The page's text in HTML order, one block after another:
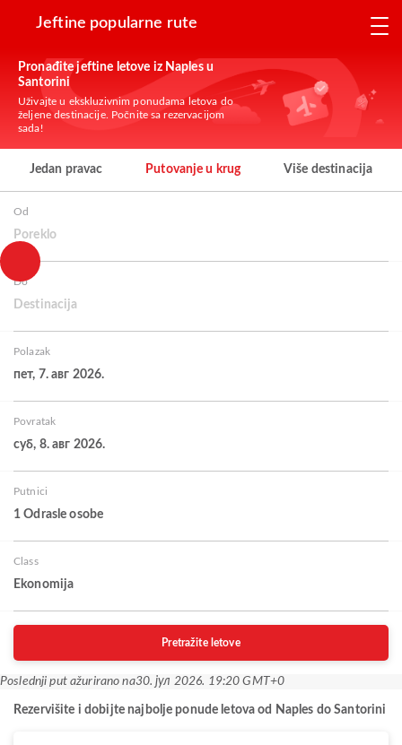
Jeftine popularne rute
Pronađite jeftine letove iz Naples u
Santorini
Uživajte u ekskluzivnim ponudama letova do
željene destinacije. Počnite sa rezervacijom
sada!
Jedan pravac Putovanje u krug Više destinacija
Od
Poreklo
Do
Destinacija
Polazak
пет, 7. авг 2026.
Povratak
суб, 8. авг 2026.
Putnici
1 Odrasle osobe
Class
Ekonomija
Pretražite letove
Poslednji put ažurirano na30. јул 2026. 19:20 GMT+0
Rezervišite i dobijte najbolje ponude letova od Naples do Santorini